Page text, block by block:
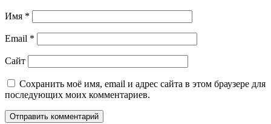
Имя *
Email *
Сайт
Сохранить моё имя, email и адрес сайта в этом браузере для
последующих моих комментариев.